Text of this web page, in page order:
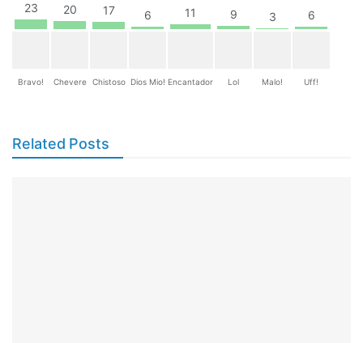
23
Bravo!
20
Chevere
17
Chistoso
6
Dios Mio!
11
Encantador
9
Lol
3
Malo!
6
Uff!
Related Posts